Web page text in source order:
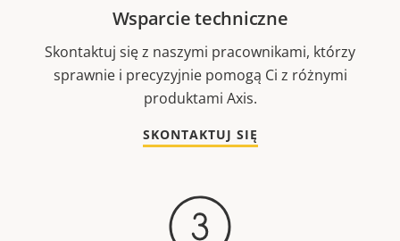
Wsparcie techniczne
Skontaktuj się z naszymi pracownikami, którzy
sprawnie i precyzyjnie pomogą Ci z różnymi
produktami Axis.
SKONTAKTUJ SIĘ